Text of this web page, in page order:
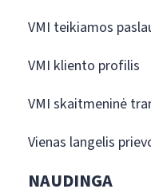
VMI teikiamos
VMI kliento profilis
VMI skaitmeninė
Vienas langelis
NAUDINGA